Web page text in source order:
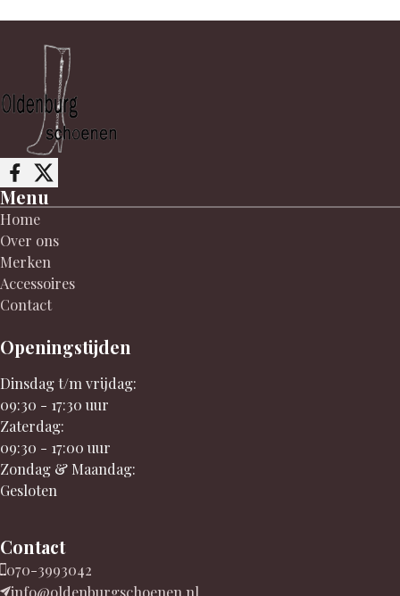
Follow me on Facebook
Follow me on X
Menu
Home
Over ons
Merken
Accessoires
Contact
Openingstijden
Dinsdag t/m vrijdag:
09:30 - 17:30 uur
Zaterdag:
09:30 - 17:00 uur
Zondag & Maandag:
Gesloten
Contact
070-3993042
info@oldenburgschoenen.nl